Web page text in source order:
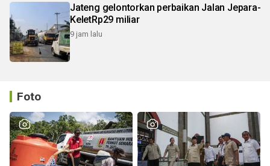
Jateng gelontorkan perbaikan Jalan Jepara-
KeletRp29 miliar
9 jam lalu
Foto